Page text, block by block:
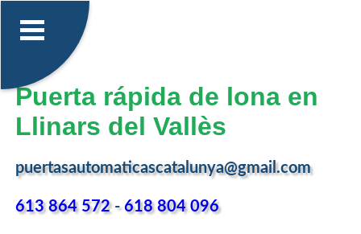
Puerta rápida de lona en
Llinars del Vallès
puertasautomaticascatalunya@gmail.com
613 864 572-618 804 096